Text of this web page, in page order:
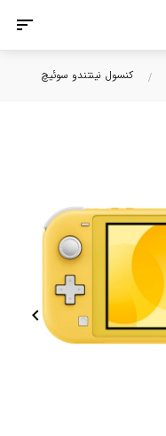
کنسول نینتندو سوئیچ
chevron_left